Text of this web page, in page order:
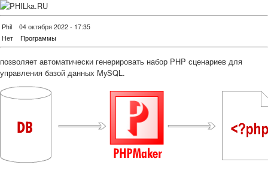
Phil
04 октября 2022 - 17:35
Нет
Программы
позволяет автоматически генерировать набор PHP сценариев для
управления базой данных MySQL.